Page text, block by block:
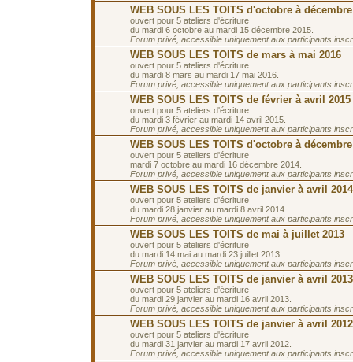
WEB SOUS LES TOITS d'octobre à décembre
ouvert pour 5 ateliers d'écriture
du mardi 6 octobre au mardi 15 décembre 2015.
Forum privé, accessible uniquement aux participants
WEB SOUS LES TOITS de mars à mai 2016
ouvert pour 5 ateliers d'écriture
du mardi 8 mars au mardi 17 mai 2016.
Forum privé, accessible uniquement aux participants
WEB SOUS LES TOITS de février à avril 2015
ouvert pour 5 ateliers d'écriture
du mardi 3 février au mardi 14 avril 2015.
Forum privé, accessible uniquement aux participants
WEB SOUS LES TOITS d'octobre à décembre
ouvert pour 5 ateliers d'écriture
mardi 7 octobre au mardi 16 décembre 2014.
Forum privé, accessible uniquement aux participants
WEB SOUS LES TOITS de janvier à avril 2014
ouvert pour 5 ateliers d'écriture
du mardi 28 janvier au mardi 8 avril 2014.
Forum privé, accessible uniquement aux participants
WEB SOUS LES TOITS de mai à juillet 2013
ouvert pour 5 ateliers d'écriture
du mardi 14 mai au mardi 23 juillet 2013.
Forum privé, accessible uniquement aux participants
WEB SOUS LES TOITS de janvier à avril 2013
ouvert pour 5 ateliers d'écriture
du mardi 29 janvier au mardi 16 avril 2013.
Forum privé, accessible uniquement aux participants
WEB SOUS LES TOITS de janvier à avril 2012
ouvert pour 5 ateliers d'écriture
du mardi 31 janvier au mardi 17 avril 2012.
Forum privé, accessible uniquement aux participants